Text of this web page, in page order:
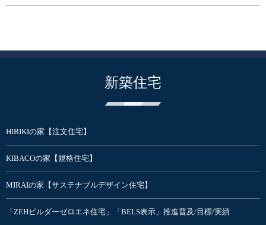
新築住宅
HIBIKIの家【注文住宅】
KIBACOの家【規格住宅】
MIRAIの家【サステナブルデザイン住宅】
「ZEHビルダーゼロエネ住宅」「BELS表示」推進普及/目標/実績